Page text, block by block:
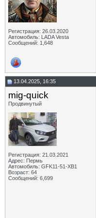
Регистрация: 26.03.2020
Автомобиль: LADA Vesta
Сообщений: 1,648
13.04.2025, 16:35
mig-quick
Продвинутый
Регистрация: 21.03.2021
Адрес: Пермь
Автомобиль: GFK11-51-ХВ1
Возраст: 64
Сообщений: 6,699